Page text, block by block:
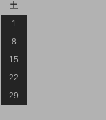
土
1
8
15
22
29